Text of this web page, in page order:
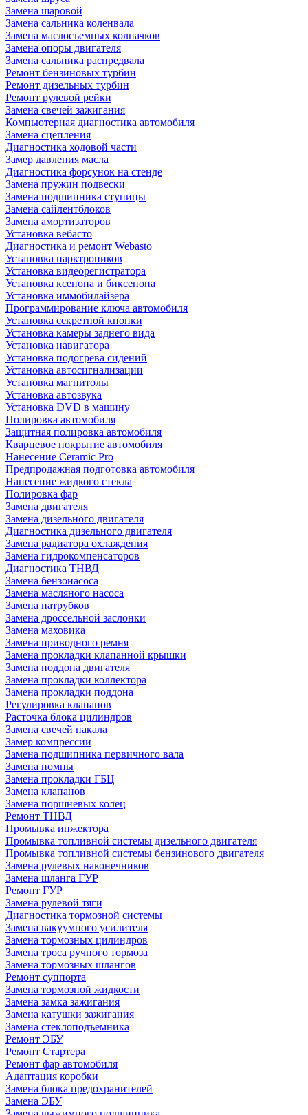
Замена шаровой
Замена сальника коленвала
Замена маслосъемных колпачков
Замена опоры двигателя
Замена сальника распредвала
Ремонт бензиновых турбин
Ремонт дизельных турбин
Ремонт рулевой рейки
Замена свечей зажигания
Компьютерная диагностика автомобиля
Замена сцепления
Диагностика ходовой части
Замер давления масла
Диагностика форсунок на стенде
Замена пружин подвески
Замена подшипника ступицы
Замена сайлентблоков
Замена амортизаторов
Установка вебасто
Диагностика и ремонт Webasto
Установка парктроников
Установка видеорегистратора
Установка ксенона и биксенона
Установка иммобилайзера
Программирование ключа автомобиля
Установка секретной кнопки
Установка камеры заднего вида
Установка навигатора
Установка подогрева сидений
Установка автосигнализации
Установка магнитолы
Установка автозвука
Установка DVD в машину
Полировка автомобиля
Защитная полировка автомобиля
Кварцевое покрытие автомобиля
Нанесение Ceramic Pro
Предпродажная подготовка автомобиля
Нанесение жидкого стекла
Полировка фар
Замена двигателя
Замена дизельного двигателя
Диагностика дизельного двигателя
Замена радиатора охлаждения
Замена гидрокомпенсаторов
Диагностика ТНВД
Замена бензонасоса
Замена масляного насоса
Замена патрубков
Замена дроссельной заслонки
Замена маховика
Замена приводного ремня
Замена прокладки клапанной крышки
Замена поддона двигателя
Замена прокладки коллектора
Замена прокладки поддона
Регулировка клапанов
Расточка блока цилиндров
Замена свечей накала
Замер компрессии
Замена подшипника первичного вала
Замена помпы
Замена прокладки ГБЦ
Замена клапанов
Замена поршневых колец
Ремонт ТНВД
Промывка инжектора
Промывка топливной системы дизельного двигателя
Промывка топливной системы бензинового двигателя
Замена рулевых наконечников
Замена шланга ГУР
Ремонт ГУР
Замена рулевой тяги
Диагностика тормозной системы
Замена вакуумного усилителя
Замена тормозных цилиндров
Замена троса ручного тормоза
Замена тормозных шлангов
Ремонт суппорта
Замена тормозной жидкости
Замена замка зажигания
Замена катушки зажигания
Замена стеклоподъемника
Ремонт ЭБУ
Ремонт Стартера
Ремонт фар автомобиля
Адаптация коробки
Замена блока предохранителей
Замена ЭБУ